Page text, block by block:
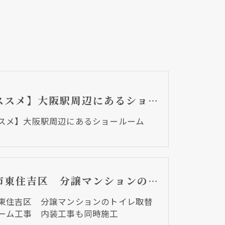
【オススメ】大阪駅周辺にあるショールーム
メ】大阪駅周辺にあるショールーム
大阪市東住吉区 分譲マンションのトイレ取替リフォーム工事 内装工事も同時施工
住吉区 分譲マンションのトイレ取替
ム工事 内装工事も同時施工